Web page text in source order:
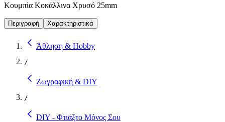
Κουμπία Κοκάλλινα Χρυσό 25mm
Περιγραφή Χαρακτηριστικά
Άθληση & Hobby
/
Ζωγραφική & DIY
/
DIY - Φτιάξτο Μόνος Σου